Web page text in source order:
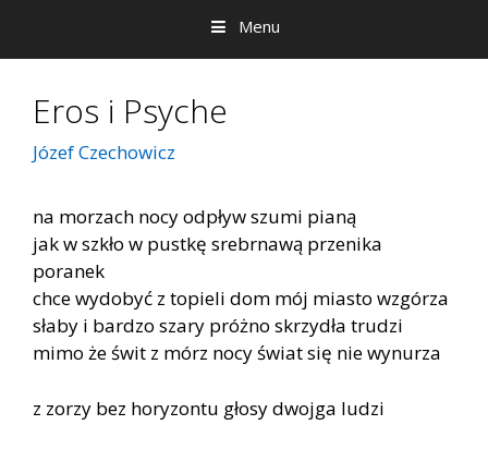
Menu
Eros i Psyche
Józef Czechowicz
na morzach nocy odpływ szumi pianą
jak w szkło w pustkę srebrnawą przenika
poranek
chce wydobyć z topieli dom mój miasto wzgórza
słaby i bardzo szary próżno skrzydła trudzi
mimo że świt z mórz nocy świat się nie wynurza
z zorzy bez horyzontu głosy dwojga ludzi